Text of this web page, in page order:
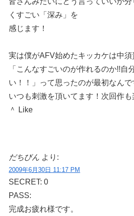
くすごい「深み」を
感じます！
実は僕がAFV始めたキッカケは中
「こんなすごいのが作れるのか!!自
い！！」って思ったのが最初なんで
いつも刺激を頂いてます！次回作も
＾ Like
だちびん より:
2009年6月30日 11:17 PM
SECRET: 0
PASS:
完成お疲れ様です。